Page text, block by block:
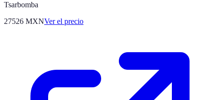
Tsarbomba
27526 MXNVer el precio